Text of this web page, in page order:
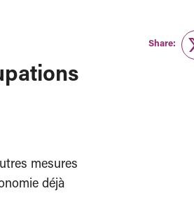
mesures
déjà
Share: